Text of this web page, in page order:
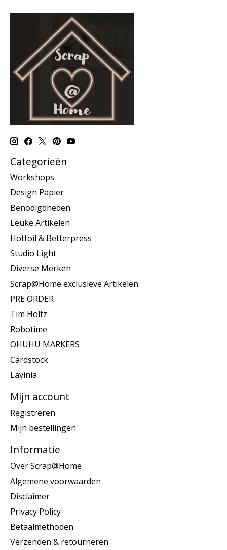
Categorieën
Workshops
Design Papier
Benodigdheden
Leuke Artikelen
Hotfoil & Betterpress
Studio Light
Diverse Merken
Scrap@Home exclusieve Artikelen
PRE ORDER
Tim Holtz
Robotime
OHUHU MARKERS
Cardstock
Lavinia
Mijn account
Registreren
Mijn bestellingen
Informatie
Over Scrap@Home
Algemene voorwaarden
Disclaimer
Privacy Policy
Betaalmethoden
Verzenden & retourneren